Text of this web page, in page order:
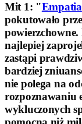
Mit 1: "Empatia
pokutowało
najlepiej
zastąpi
bardziej
nie polega na
rozpoznawaniu
wykluczonych